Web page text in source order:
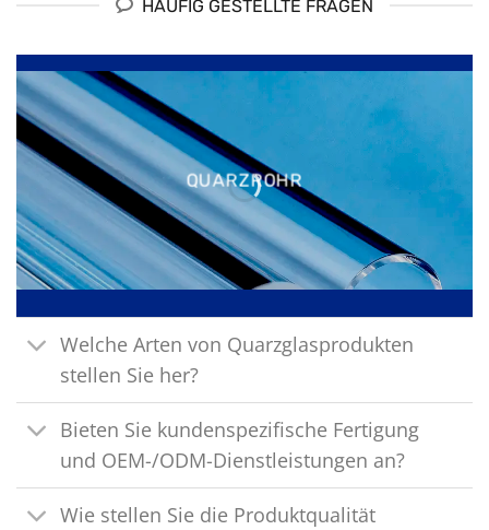
HÄUFIG GESTELLTE FRAGEN
QUARZROHR
Welche Arten von Quarzglasprodukten
stellen Sie her?
Bieten Sie kundenspezifische Fertigung
und OEM-/ODM-Dienstleistungen an?
Wie stellen Sie die Produktqualität